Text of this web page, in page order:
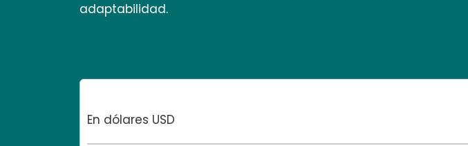
adaptabilidad.
En dólares USD